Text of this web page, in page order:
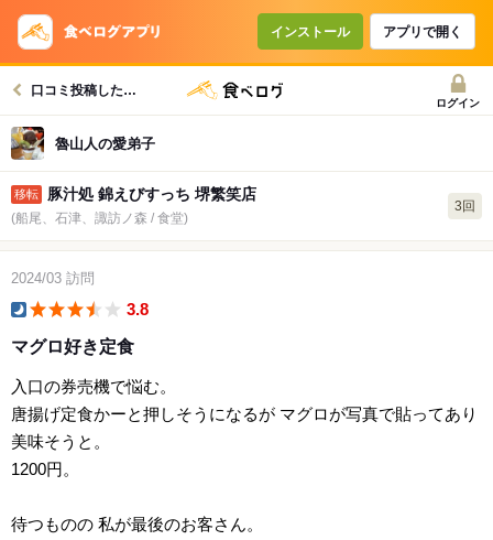
インストール アプリで開く
口コミ投稿したお店一覧
ログイン
魯山人の愛弟子
豚汁処 錦えびすっち 堺繁笑店
(船尾、石津、諏訪ノ森 / 食堂)
3回
2024/03 訪問
3.8
マグロ好き定食
入口の券売機で悩む。
唐揚げ定食かーと押しそうになるが マグロが写真で貼ってあり
美味そうと。
1200円。
待つものの 私が最後のお客さん。